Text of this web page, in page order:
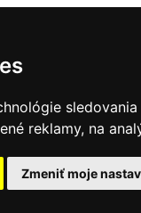
reklamy, na
Zmeniť moje